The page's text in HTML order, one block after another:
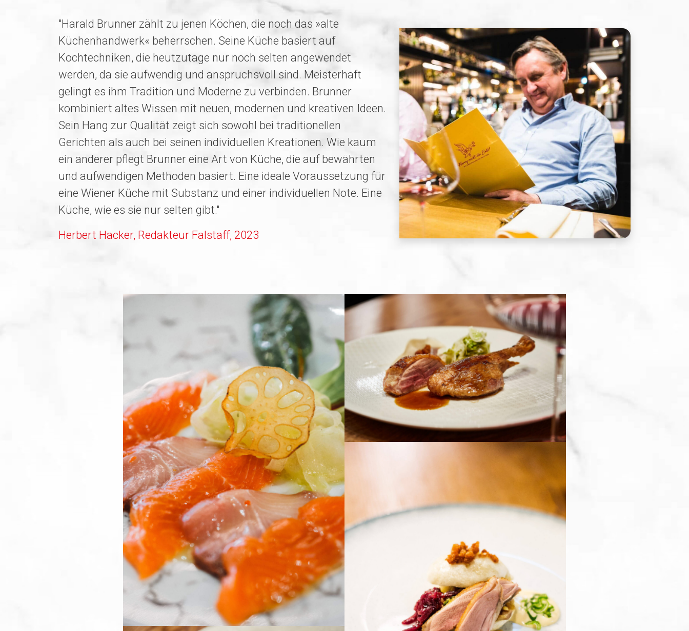
"Harald Brunner zählt zu jenen Köchen, die noch das »alte
Küchenhandwerk« beherrschen. Seine Küche basiert auf
Kochtechniken, die heutzutage nur noch selten angewendet
werden, da sie aufwendig und anspruchsvoll sind. Meisterhaft
gelingt es ihm Tradition und Moderne zu verbinden. Brunner
kombiniert altes Wissen mit neuen, modernen und kreativen Ideen.
Sein Hang zur Qualität zeigt sich sowohl bei traditionellen
Gerichten als auch bei seinen individuellen Kreationen. Wie kaum
ein anderer pflegt Brunner eine Art von Küche, die auf bewährten
und aufwendigen Methoden basiert. Eine ideale Voraussetzung für
eine Wiener Küche mit Substanz und einer individuellen Note. Eine
Küche, wie es sie nur selten gibt."
Herbert Hacker, Redakteur Falstaff, 2023